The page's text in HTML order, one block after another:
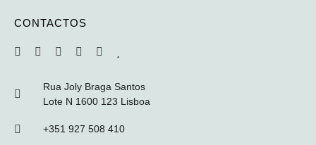
CONTACTOS
Rua Joly Braga Santos
Lote N 1600 123 Lisboa
+351 927 508 410